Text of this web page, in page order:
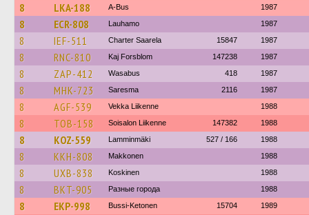
8 LKA-188 A-Bus 1987
8 ECR-808 Lauhamo 1987
8 IEF-511 Charter Saarela 15847 1987
8 RNC-810 Kaj Forsblom 147238 1987
8 ZAP-412 Wasabus 418 1987
8 MHK-723 Saresma 2116 1987
8 AGF-539 Vekka Liikenne 1988
8 TOB-158 Soisalon Liikenne 147382 1988
8 KOZ-559 Lamminmäki 527 / 166 1988
8 KKH-808 Makkonen 1988
8 UXB-838 Koskinen 1988
8 BKT-905 Разные города 1988
8 EKP-998 Bussi-Ketonen 15704 1989